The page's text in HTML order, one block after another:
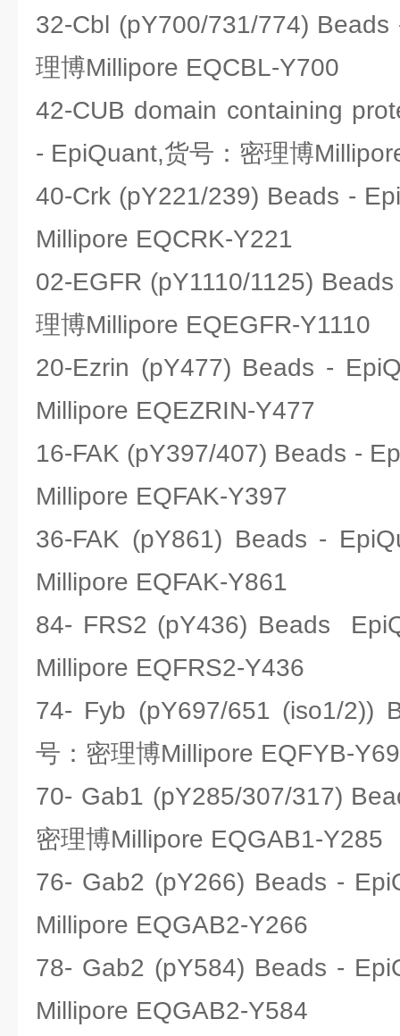
32-Cbl (pY700/731/774)
理博Millipore EQCBL-Y700
42-CUB domain containing
- EpiQuant,货号：密理博
40-Crk (pY221/239) Beads -
Millipore EQCRK-Y221
02-EGFR (pY1110/1125)
理博Millipore EQEGFR-Y1110
20-Ezrin (pY477) Beads -
Millipore EQEZRIN-Y477
16-FAK (pY397/407) Beads -
Millipore EQFAK-Y397
36-FAK (pY861) Beads -
Millipore EQFAK-Y861
84- FRS2 (pY436) Beads
Millipore EQFRS2-Y436
74- Fyb (pY697/651 (iso1/2))
号：密理博Millipore EQFYB-
70- Gab1 (pY285/307/317)
密理博Millipore EQGAB1-Y285
76- Gab2 (pY266) Beads -
Millipore EQGAB2-Y266
78- Gab2 (pY584) Beads -
Millipore EQGAB2-Y584